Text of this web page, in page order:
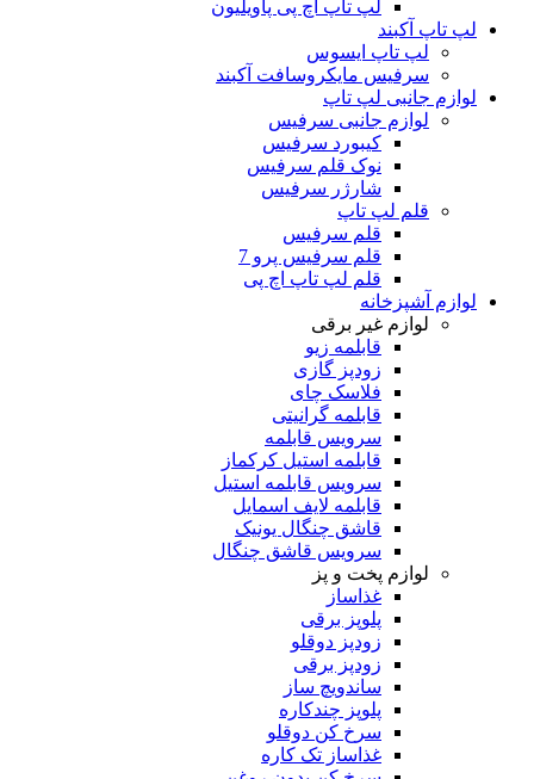
لپ تاپ اچ پی پاویلیون
لپ تاپ آکبند
لپ تاپ ایسوس
سرفیس مایکروسافت آکبند
لوازم جانبی لپ تاپ
لوازم جانبی سرفیس
کیبورد سرفیس
نوک قلم سرفیس
شارژر سرفیس
قلم لپ تاپ
قلم سرفیس
قلم سرفیس پرو 7
قلم لپ تاپ اچ پی
لوازم آشپزخانه
لوازم غیر برقی
قابلمه زیو
زودپز گازی
فلاسک چای
قابلمه گرانیتی
سرویس قابلمه
قابلمه استیل کرکماز
سرویس قابلمه استیل
قابلمه لایف اسمایل
قاشق چنگال یونیک
سرویس قاشق چنگال
لوازم پخت و پز
غذاساز
پلوپز برقی
زودپز دوقلو
زودپز برقی
ساندویچ ساز
پلوپز چندکاره
سرخ کن دوقلو
غذاساز تک کاره